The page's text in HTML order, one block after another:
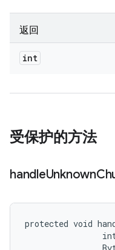
返回
int
受保护的方法
handleUnknown
protected void